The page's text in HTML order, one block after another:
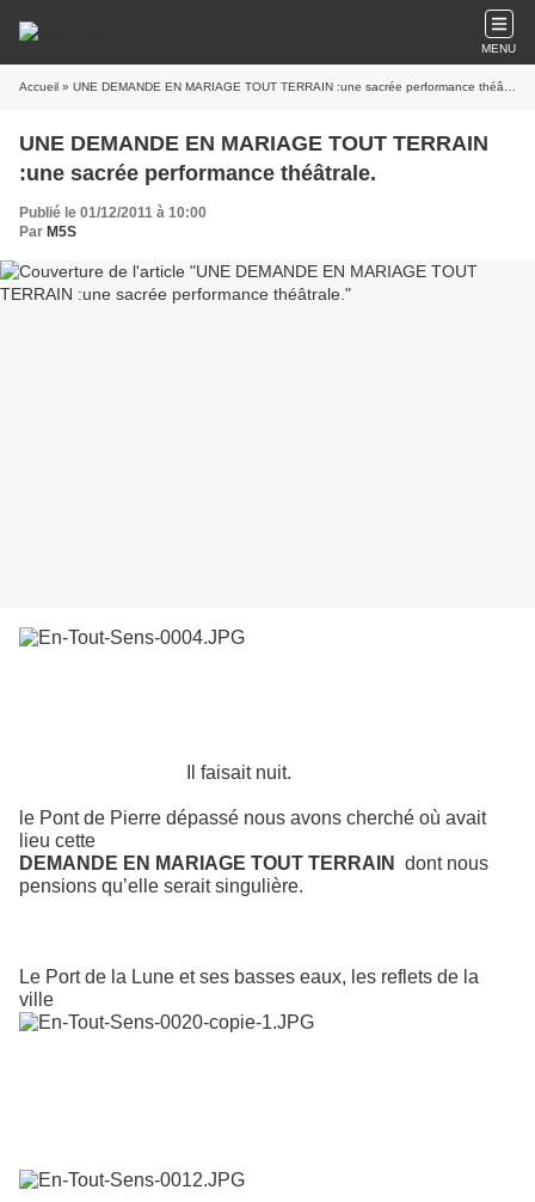
MENU
Accueil » UNE DEMANDE EN MARIAGE TOUT TERRAIN :une sacrée performance théâtrale.
UNE DEMANDE EN MARIAGE TOUT TERRAIN
:une sacrée performance théâtrale.
Publié le 01/12/2011 à 10:00
Par M5S
Il faisait nuit.
le Pont de Pierre dépassé nous avons cherché où avait
lieu cette
DEMANDE EN MARIAGE TOUT TERRAIN
dont nous
pensions qu’elle serait singulière.
Le Port de la Lune et ses basses eaux, les reflets de la
ville